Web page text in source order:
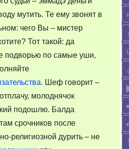
мутить. Те ему звонят в
чего Вы – мистер
Тот такой: да
подворью по самые уши,
. Шеф говорит –
молоднячок
подошлю. Балда
срочников после
религиозной дурить – не